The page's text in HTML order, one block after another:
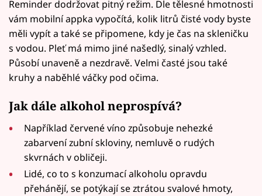
Reminder dodržovat pitný režim. Dle tělesné hmotnosti
vám mobilní appka vypočítá, kolik litrů čisté vody byste
měli vypít a také se připomene, kdy je čas na skleničku
s vodou. Pleť má mimo jiné našedlý, sinalý vzhled.
Působí unaveně a nezdravě. Velmi časté jsou také
kruhy a naběhlé váčky pod očima.
Jak dále alkohol neprospívá?
Například červené víno způsobuje nehezké
zabarvení zubní skloviny, nemluvě o rudých
skvrnách v obličeji.
Lidé, co to s konzumací alkoholu opravdu
přehánějí, se potýkají se ztrátou svalové hmoty,